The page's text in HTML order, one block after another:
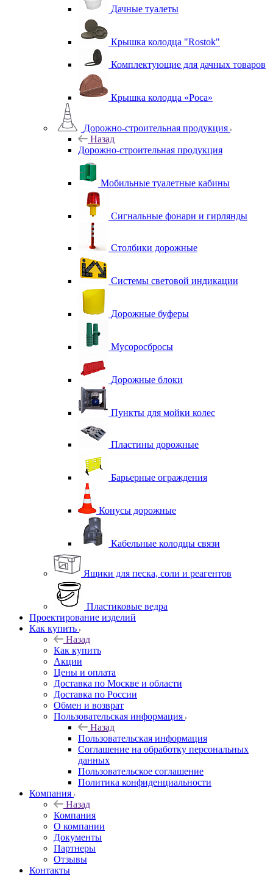
Дачные туалеты
Крышка колодца "Rostok"
Комплектующие для дачных товаров
Крышка колодца «Роса»
Дорожно-строительная продукция
Назад
Дорожно-строительная продукция
Мобильные туалетные кабины
Сигнальные фонари и гирлянды
Столбики дорожные
Системы световой индикации
Дорожные буферы
Мусоросбросы
Дорожные блоки
Пункты для мойки колес
Пластины дорожные
Барьерные ограждения
Конусы дорожные
Кабельные колодцы связи
Ящики для песка, соли и реагентов
Пластиковые ведра
Проектирование изделий
Как купить
Назад
Как купить
Акции
Цены и оплата
Доставка по Москве и области
Доставка по России
Обмен и возврат
Пользовательская информация
Назад
Пользовательская информация
Соглашение на обработку персональных
данных
Пользовательское соглашение
Политика конфиденциальности
Компания
Назад
Компания
О компании
Документы
Партнеры
Отзывы
Контакты